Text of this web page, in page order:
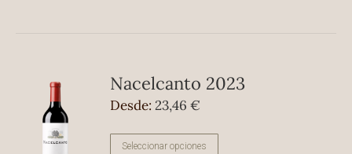
Nacelcanto 2023
Desde: 23,46 €
Seleccionar opciones